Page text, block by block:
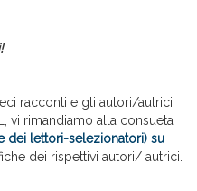
racconti e gli autori/autrici
vi rimandiamo alla consueta
dei lettori-selezionatori) su
dei rispettivi autori/ autrici.